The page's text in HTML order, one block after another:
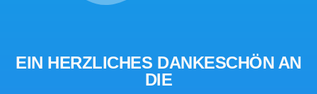
EIN HERZLICHES DANKESCHÖN AN